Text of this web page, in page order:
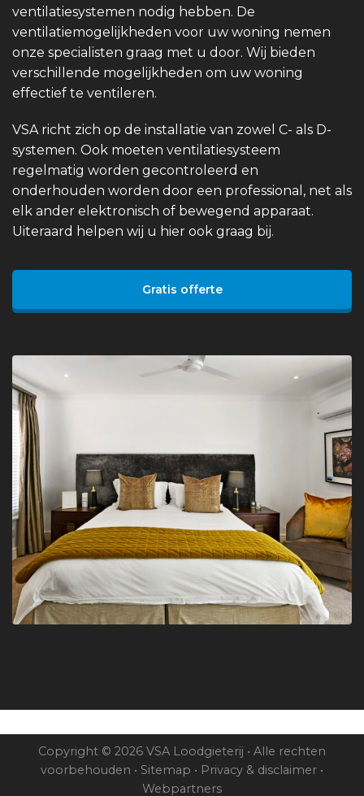
ventilatiesystemen nodig hebben. De
ventilatiemogelijkheden voor uw woning nemen
onze specialisten graag met u door. Wij bieden
verschillende mogelijkheden om uw woning
effectief te ventileren.
VSA richt zich op de installatie van zowel C- als D-
systemen. Ook moeten ventilatiesysteem
regelmatig worden gecontroleerd en
onderhouden worden door een professional, net als
elk ander elektronisch of bewegend apparaat.
Uiteraard helpen wij u hier ook graag bij.
Gratis offerte
Copyright © 2026 VSA Loodgieterij • Alle rechten
voorbehouden • Sitemap • Privacy & disclaimer •
Webpartners